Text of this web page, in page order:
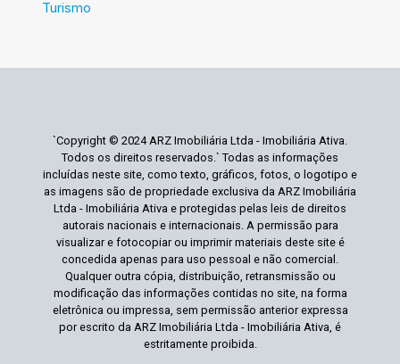
Turismo
`Copyright © 2024 ARZ Imobiliária Ltda - Imobiliária Ativa.
Todos os direitos reservados.` Todas as informações
incluídas neste site, como texto, gráficos, fotos, o logotipo e
as imagens são de propriedade exclusiva da ARZ Imobiliária
Ltda - Imobiliária Ativa e protegidas pelas leis de direitos
autorais nacionais e internacionais. A permissão para
visualizar e fotocopiar ou imprimir materiais deste site é
concedida apenas para uso pessoal e não comercial.
Qualquer outra cópia, distribuição, retransmissão ou
modificação das informações contidas no site, na forma
eletrônica ou impressa, sem permissão anterior expressa
por escrito da ARZ Imobiliária Ltda - Imobiliária Ativa, é
estritamente proibida.